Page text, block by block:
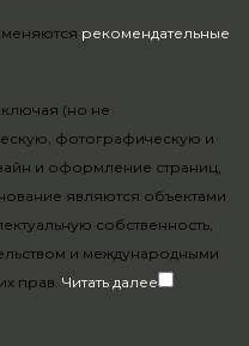
рекомендательные
(но не
фотографическую и
и оформление страниц,
являются объектами
собственность,
и международными
прав. Читать далее